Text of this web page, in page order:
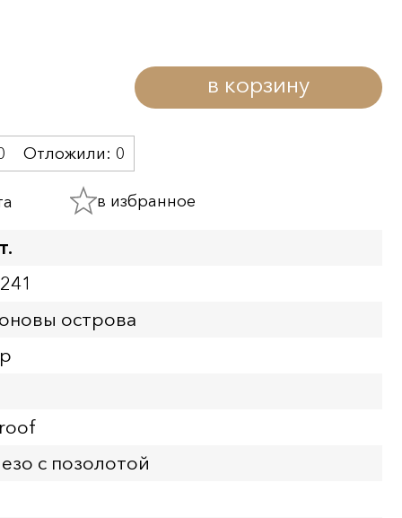
в корзину
Отложили: 0
в избранное
острова
с позолотой